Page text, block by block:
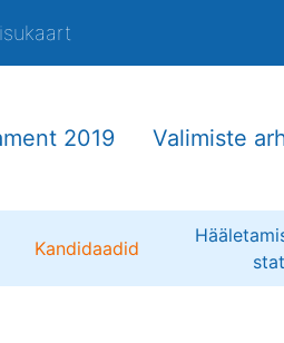
2019 Valimiste
Kandidaadid